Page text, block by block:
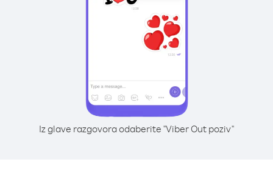
Iz glave razgovora odaberite "Viber Out poziv"